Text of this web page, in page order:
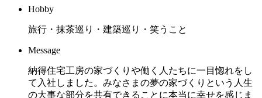
Hobby
旅行・抹茶巡り・建築巡り・笑うこと
Message
納得住宅工房の家づくりや働く人たちに一目惚れをし
て入社しました。みなさまの夢の家づくりという人生
の大事な部分を共有できることに本当に幸せを感じま